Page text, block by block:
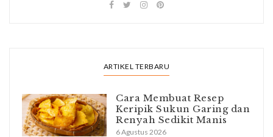
ARTIKEL TERBARU
Cara Membuat Resep
Keripik Sukun Garing dan
Renyah Sedikit Manis
6 Agustus 2026